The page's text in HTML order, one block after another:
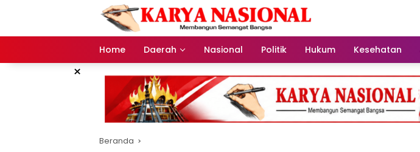
Home Daerah Nasional Politik Hukum Kesehatan
×
Beranda